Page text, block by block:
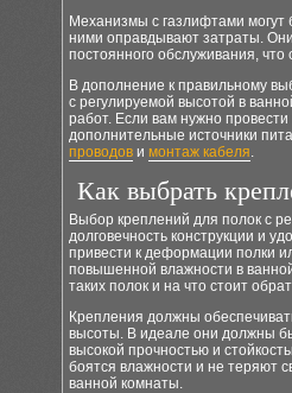
Механизмы с газлифтами могут
ними оправдывают затраты.
постоянного обслуживания,
В дополнение к правильному
с регулируемой высотой в
работ. Если вам нужно
дополнительные источники
проводов и монтаж кабеля.
Как выбрать
Выбор креплений для полок с
долговечность конструкции и
привести к деформации полки
повышенной влажности в
таких полок и на что стоит
Крепления должны
высоты. В идеале они должны
высокой прочностью и
боятся влажности и не теряют
ванной комнаты.